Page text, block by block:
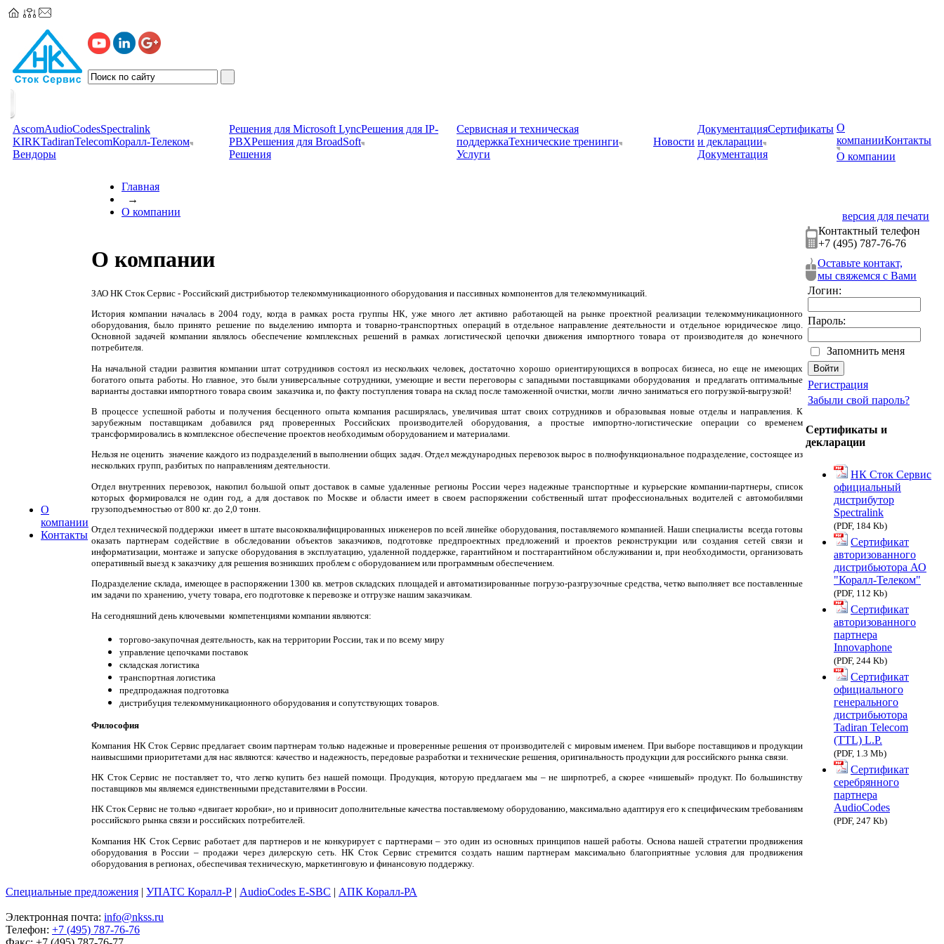
AscomAudioCodesSpectralink
KIRKTadiranTelecomКоралл-Телеком
Вендоры
Решения для Microsoft LyncРешения для IP-
PBXРешения для BroadSoft
Решения
Сервисная и техническая
поддержкаТехнические тренинги
Услуги
Новости
ДокументацияСертификаты
и декларации
Документация
О
компанииКонтакты
О компании
О
компании
Контакты
Главная
→
О компании
О компании
ЗАО НК Сток Сервис - Российский дистрибьютор телекоммуникационного оборудования и пассивных компонентов для телекоммуникаций.
История компании началась в 2004 году, когда в рамках роста группы НК, уже много лет активно работающей на рынке проектной реализации телекоммуникационного
оборудования, было принято решение по выделению импорта и товарно-транспортных операций в отдельное направление деятельности и отдельное юридическое лицо.
Основной задачей компании являлось обеспечение комплексных решений в рамках логистической цепочки движения импортного товара от производителя до конечного
потребителя.
На начальной стадии развития компании штат сотрудников состоял из нескольких человек, достаточно хорошо ориентирующихся в вопросах бизнеса, но еще не имеющих
богатого опыта работы. Но главное, это были универсальные сотрудники, умеющие и вести переговоры с западными поставщиками оборудования и предлагать оптимальные
варианты доставки импортного товара своим заказчика и, по факту поступления товара на склад после таможенной очистки, могли лично заниматься его погрузкой-выгрузкой!
В процессе успешной работы и получения бесценного опыта компания расширялась, увеличивая штат своих сотрудников и образовывая новые отделы и направления. К
зарубежным поставщикам добавился ряд проверенных Российских производителей оборудования, а простые импортно-логистические операции со временем
трансформировались в комплексное обеспечение проектов необходимым оборудованием и материалами.
Нельзя не оценить значение каждого из подразделений в выполнении общих задач. Отдел международных перевозок вырос в полнофункциональное подразделение, состоящее из
нескольких групп, разбитых по направлениям деятельности.
Отдел внутренних перевозок, накопил большой опыт доставок в самые удаленные регионы России через надежные транспортные и курьерские компании-партнеры, список
которых формировался не один год, а для доставок по Москве и области имеет в своем распоряжении собственный штат профессиональных водителей с автомобилями
грузоподъемностью от 800 кг. до 2,0 тонн.
Отдел технической поддержки имеет в штате высококвалифицированных инженеров по всей линейке оборудования, поставляемого компанией. Наши специалисты всегда готовы
оказать партнерам содействие в обследовании объектов заказчиков, подготовке предпроектных предложений и проектов реконструкции или создания сетей связи и
информатизации, монтаже и запуске оборудования в эксплуатацию, удаленной поддержке, гарантийном и постгарантийном обслуживании и, при необходимости, организовать
оперативный выезд к заказчику для решения возникших проблем с оборудованием или программным обеспечением.
Подразделение склада, имеющее в распоряжении 1300 кв. метров складских площадей и автоматизированные погрузо-разгрузочные средства, четко выполняет все поставленные
им задачи по хранению, учету товара, его подготовке к перевозке и отгрузке нашим заказчикам.
На сегодняшний день ключевыми компетенциями компании являются:
торгово-закупочная деятельность, как на территории России, так и по всему миру
управление цепочками поставок
складская логистика
транспортная логистика
предпродажная подготовка
дистрибуция телекоммуникационного оборудования и сопутствующих товаров.
Философия
Компания НК Сток Сервис предлагает своим партнерам только надежные и проверенные решения от производителей с мировым именем. При выборе поставщиков и продукции
наивысшими приоритетами для нас являются: качество и надежность, передовые разработки и технические решения, оригинальность продукции для российского рынка связи.
НК Сток Сервис не поставляет то, что легко купить без нашей помощи. Продукция, которую предлагаем мы – не ширпотреб, а скорее «нишевый» продукт. По большинству
поставщиков мы являемся единственными представителями в России.
НК Сток Сервис не только «двигает коробки», но и привносит дополнительные качества поставляемому оборудованию, максимально адаптируя его к специфическим требованиям
российского рынка связи и российских потребителей.
Компания НК Сток Сервис работает для партнеров и не конкурирует с партнерами – это один из основных принципов нашей работы. Основа нашей стратегии продвижения
оборудования в России – продажи через дилерскую сеть. НК Сток Сервис стремится создать нашим партнерам максимально благоприятные условия для продвижения
оборудования в регионах, обеспечивая техническую, маркетинговую и финансовую поддержку.
версия для печати
Контактный телефон
+7 (495) 787-76-76
Оставьте контакт,
мы свяжемся с Вами
Логин:
Пароль:
Запомнить меня
Регистрация
Забыли свой пароль?
Сертификаты и
декларации
НК Сток Сервис
официальный
дистрибутор
Spectralink
(PDF, 184 Kb)
Сертификат
авторизованного
дистрибьютора АО
"Коралл-Телеком"
(PDF, 112 Kb)
Сертификат
авторизованного
партнера
Innovaphone
(PDF, 244 Kb)
Сертификат
официального
генерального
дистрибьютора
Tadiran Telecom
(TTL) L.P.
(PDF, 1.3 Mb)
Сертификат
серебрянного
партнера
AudioCodes
(PDF, 247 Kb)
Специальные предложения | УПАТС Коралл-Р | AudioCodes E-SBC | АПК Коралл-РА
Электронная почта: info@nkss.ru
Телефон: +7 (495) 787-76-76